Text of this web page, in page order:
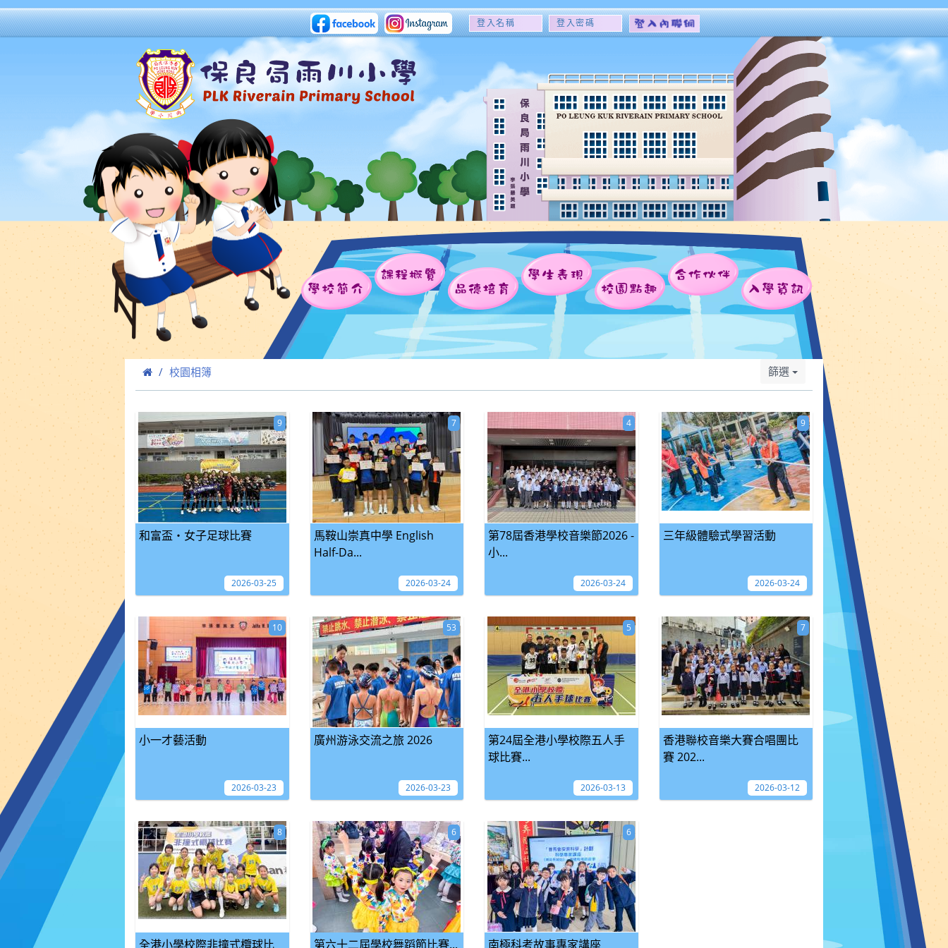
登
名
稱
登
密
碼
學校簡介
課程概覽
品德培育
學生表現
校園點趣
合作伙伴
入學資訊
校園相簿 篩選
和富盃・女子足球比賽
9
2026-03-25
馬鞍山崇真中學 English
Half-Da...
7
2026-03-24
第78屆香港學校音樂節2026 -
小...
4
2026-03-24
三年級體驗式學習活動
9
2026-03-24
小一才藝活動
10
2026-03-23
廣州游泳交流之旅 2026
53
2026-03-23
第24屆全港小學校際五人手
球比賽...
5
2026-03-13
香港聯校音樂大賽合唱團比
賽 202...
7
2026-03-12
全港小學校際非撞式欖球比
8
第六十二屆學校舞蹈節比賽...
6
南極科考故事專家講座
6